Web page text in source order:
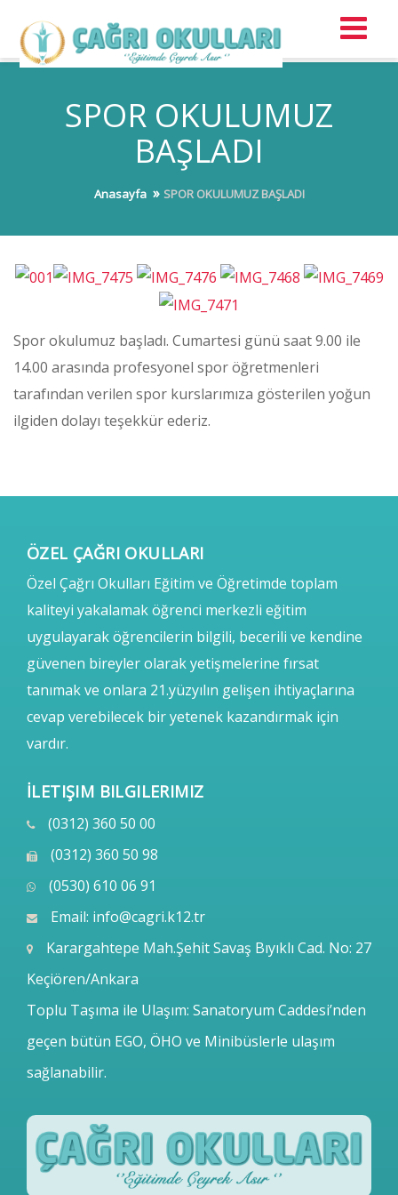
SPOR OKULUMUZ
BAŞLADI
Anasayfa SPOR OKULUMUZ BAŞLADI
Spor okulumuz başladı. Cumartesi günü saat 9.00 ile
14.00 arasında profesyonel spor öğretmenleri
tarafından verilen spor kurslarımıza gösterilen yoğun
ilgiden dolayı teşekkür ederiz.
ÖZEL ÇAĞRI OKULLARI
Özel Çağrı Okulları Eğitim ve Öğretimde toplam
kaliteyi yakalamak öğrenci merkezli eğitim
uygulayarak öğrencilerin bilgili, becerili ve kendine
güvenen bireyler olarak yetişmelerine fırsat
tanımak ve onlara 21.yüzyılın gelişen ihtiyaçlarına
cevap verebilecek bir yetenek kazandırmak için
vardır.
İLETIŞIM BILGILERIMIZ
(0312) 360 50 00
(0312) 360 50 98
(0530) 610 06 91
Email: info@cagri.k12.tr
Karargahtepe Mah.Şehit Savaş Bıyıklı Cad. No: 27
Keçiören/Ankara
Toplu Taşıma ile Ulaşım: Sanatoryum Caddesi’nden
geçen bütün EGO, ÖHO ve Minibüslerle ulaşım
sağlanabilir.